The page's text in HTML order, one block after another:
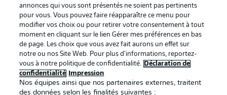
Déclaration de
confidentialité
Diffuseurs
Travaux Contact
Impression Joueurs
annonces qui vous sont présentés ne soient pas pertinents
pour vous. Vous pouvez faire réapparaître ce menu pour
modifier vos choix ou pour retirer votre consentement à tout
moment en cliquant sur le lien Gérer mes préférences en bas
de page. Les choix que vous avez fait aurons un effet sur
notre ou nos Site Web. Pour plus d’informations, reportez-
vous à notre politique de confidentialité.
Déclaration de
confidentialité
Impression
Nos équipes ainsi que nos partenaires externes, traitent
des données selon les finalités suivantes :